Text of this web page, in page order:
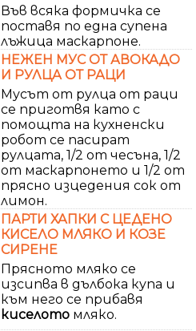
Във всяка формичка се
поставя по една супена
лъжица маскарпоне.
НЕЖЕН МУС ОТ АВОКАДО
И РУЛЦА ОТ РАЦИ
Мусът от рулца от раци
се приготвя като с
помощта на кухненски
робот се пасират
рулцата, 1/2 от чесъна, 1/2
от маскарпонето и 1/2 от
прясно изцедения сок от
лимон.
ПАРТИ ХАПКИ С ЦЕДЕНО
КИСЕЛО МЛЯКО И КОЗЕ
СИРЕНЕ
Прясното мляко се
изсипва в дълбока купа и
към него се прибавя
киселото мляко.